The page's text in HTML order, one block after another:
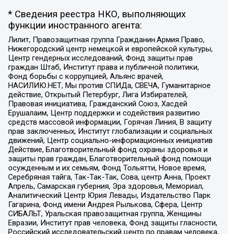
* Сведения реестра НКО, выполняющих
функции иностранного агента:
Лилит, Правозащитная группа Гражданин.Армия.Право,
Нижегородский центр немецкой и европейской культуры,
Центр гендерных исследований, Фонд защиты прав
граждан Штаб, Институт права и публичной политики,
Фонд борьбы с коррупцией, Альянс врачей,
НАСИЛИЮ.НЕТ, Мы против СПИДа, СВЕЧА, Гуманитарное
действие, Открытый Петербург, Лига Избирателей,
Правовая инициатива, Гражданский Союз, Хасдей
Ерушалаим, Центр поддержки и содействия развитию
средств массовой информации, Горячая Линия, В защиту
прав заключенных, Институт глобализации и социальных
движений, Центр социально-информационных инициатив
Действие, Благотворительный фонд охраны здоровья и
защиты прав граждан, Благотворительный фонд помощи
осужденным и их семьям, Фонд Тольятти, Новое время,
Серебряная тайга, Так-Так-Так, Сова, центр Анна, Проект
Апрель, Самарская губерния, Эра здоровья, Мемориал,
Аналитический Центр Юрия Левады, Издательство Парк
Гагарина, Фонд имени Андрея Рылькова, Сфера, Центр
СИБАЛЬТ, Уральская правозащитная группа, Женщины
Евразии, Институт прав человека, Фонд защиты гласности,
Российский исследовательский центр по правам человека,